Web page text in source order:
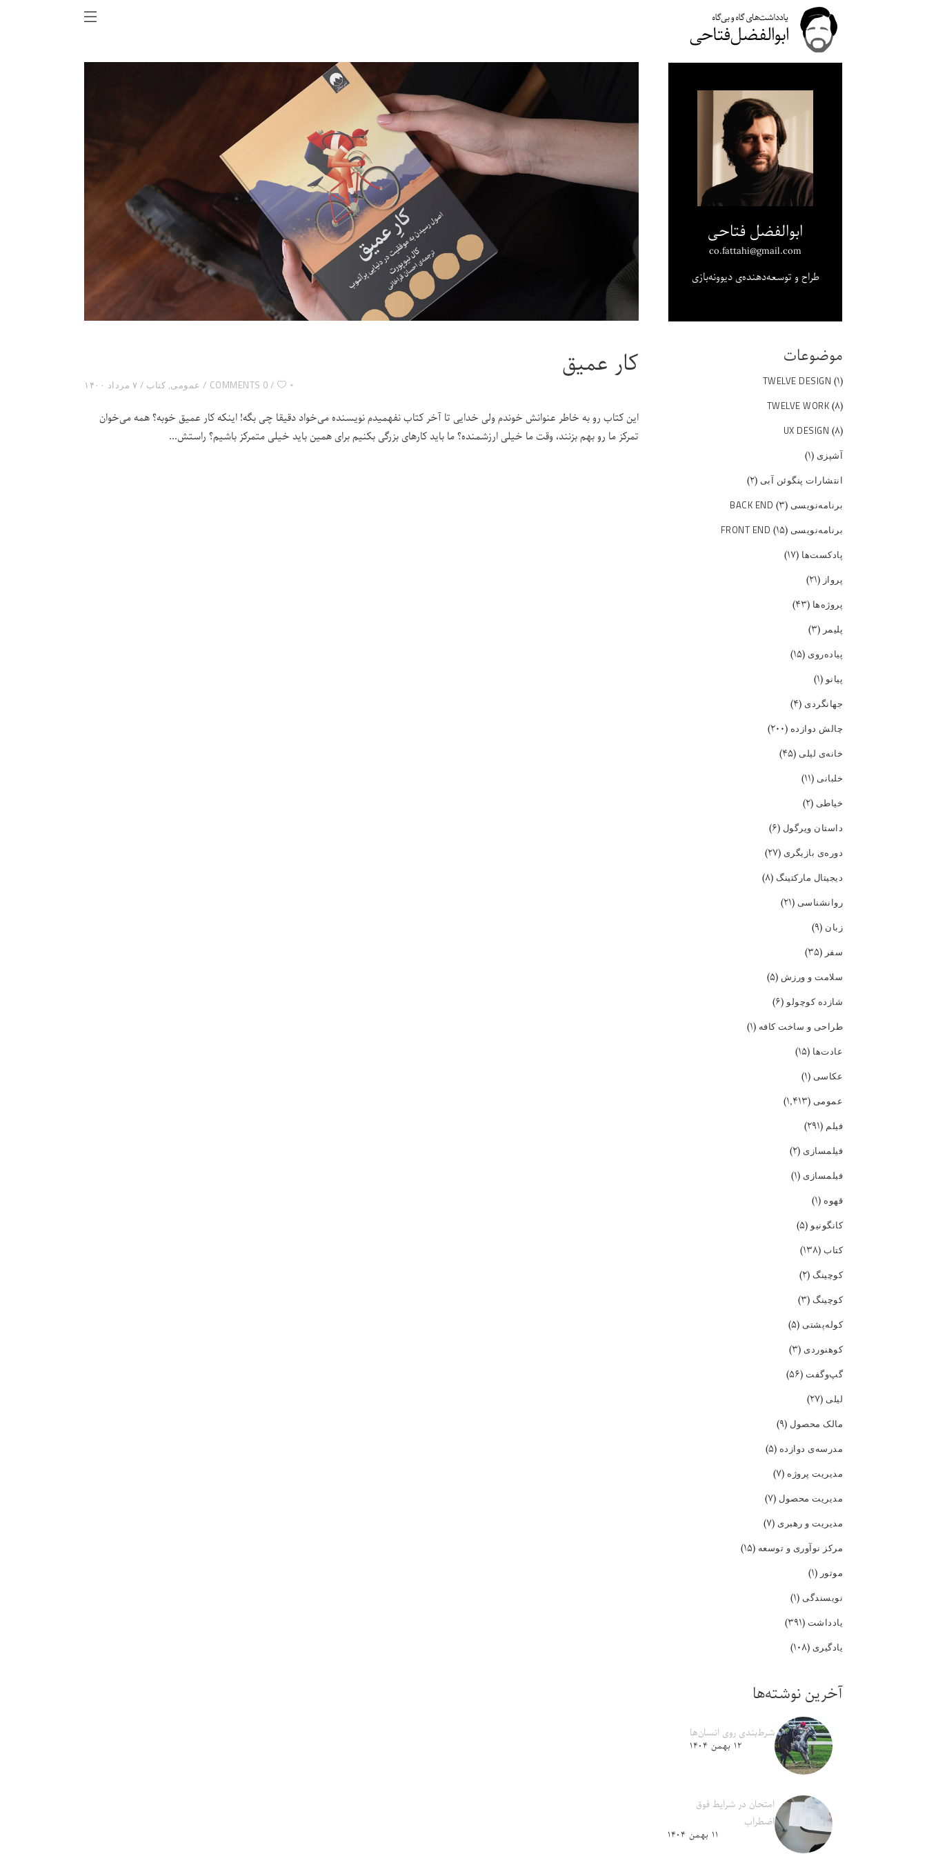
کار عمیق
۷ مرداد ۱۴۰۰ عمومی, کتاب 0 COMMENTS ۰
این کتاب رو به خاطر عنوانش خوندم ولی خدایی تا آخر کتاب نفهمیدم نویسنده می‌خواد دقیقا چی بگه! اینکه کار عمیق خوبه؟ همه می‌خوان
تمرکز ما رو بهم بزنند، وقت ما خیلی ارزشمنده؟ ما باید کارهای بزرگی بکنیم برای همین باید خیلی متمرکز باشیم؟ راستش
ابوالفضل فتاحی
co.fattahi@gmail.com
طراح و توسعه‌دهنده‌ی دیوونه‌بازی
موضوعات
TWELVE DESIGN (۱)
TWELVE WORK (۸)
UX DESIGN (۸)
آشپزی (۱)
انتشارات پنگوئن آبی (۲)
برنامه‌نویسی BACK END (۳)
برنامه‌نویسی FRONT END (۱۵)
پادکست‌ها (۱۷)
پرواز(۲۱)
پروژه‌ها (۴۳)
پلیمر(۳)
پیاده‌روی (۱۵)
پیانو(۱)
جهانگردی (۴)
چالش دوازده (۲۰۰)
خانه‌ی لیلی (۴۵)
خلبانی (۱۱)
خیاطی (۲)
داستان ویرگول (۶)
دوره‌ی بازیگری (۲۷)
دیجیتال مارکتینگ (۸)
روانشناسی (۲۱)
زبان (۹)
سفر(۳۵)
سلامت و ورزش (۵)
شازده کوچولو(۶)
طراحی و ساخت کافه (۱)
عادت‌ها (۱۵)
عکاسی (۱)
عمومی (۱,۴۱۳)
فیلم (۲۹۱)
فیلمسازی (۲)
فیلمسازی (۱)
قهوه (۱)
کانگونیو(۵)
کتاب (۱۳۸)
کوچینگ (۲)
کوچینگ (۳)
کوله‌پشتی (۵)
کوهنوردی (۳)
گپ‌و‌گفت (۵۶)
لیلی (۲۷)
مالک محصول (۹)
مدرسه‌ی دوازده (۵)
مدیریت پروژه (۷)
مدیریت محصول (۷)
مدیریت و رهبری (۷)
مرکز نوآوری و توسعه (۱۵)
موتور(۱)
نویسندگی (۱)
یادداشت (۳۹۱)
یادگیری (۱۰۸)
آخرین نوشته‌ها
شرط‌بندی روی انسان‌ها
۱۲ بهمن ۱۴۰۴
امتحان در شرایط فوق
اضطراب
۱۱ بهمن ۱۴۰۴